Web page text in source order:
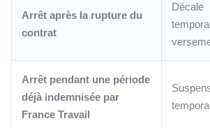
Arrêt après la rupture du
contrat
Décale
Arrêt pendant une période
déjà indemnisée par
France Travail